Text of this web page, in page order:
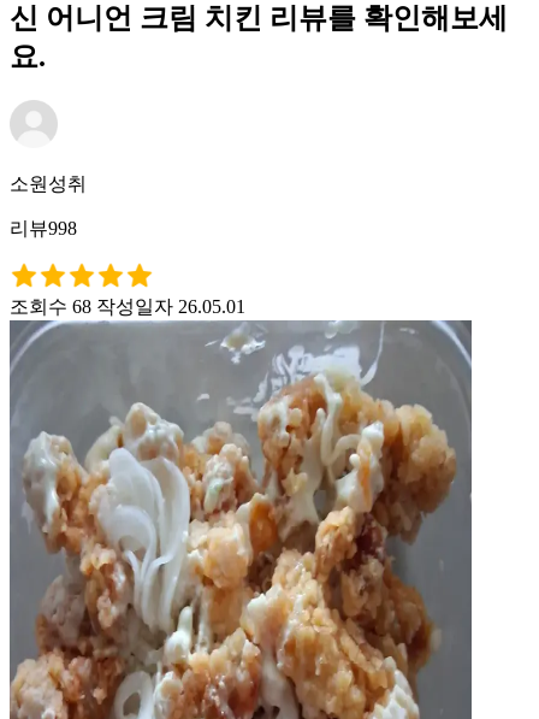
신 어니언 크림 치킨 리뷰를 확인해보세
요.
소원성취
리뷰998
조회수 68 작성일자 26.05.01